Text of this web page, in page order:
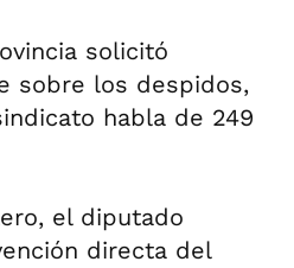
solicitó
sobre los despidos,
habla de 249
el diputado
directa del